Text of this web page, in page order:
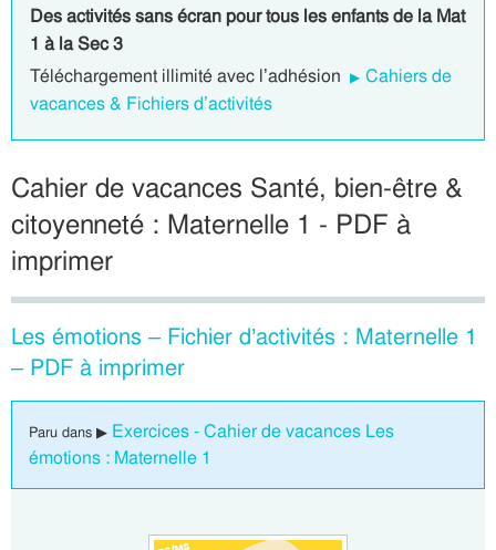
Des activités sans écran pour tous les enfants de la Mat
1 à la Sec 3
Téléchargement illimité avec l’adhésion
Cahiers de
vacances & Fichiers d’activités
Cahier de vacances Santé, bien-être &
citoyenneté : Maternelle 1 - PDF à
imprimer
Les émotions – Fichier d’activités : Maternelle 1
– PDF à imprimer
Paru dans ▶ Exercices - Cahier de vacances Les
émotions : Maternelle 1